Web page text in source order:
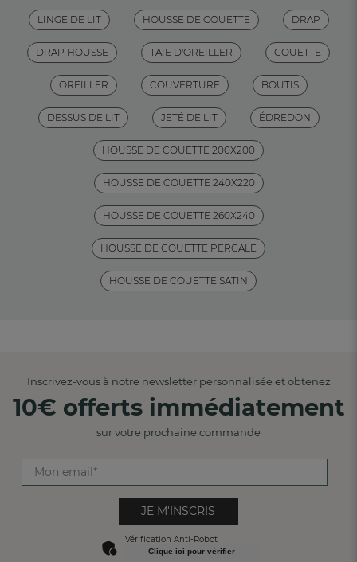
LINGE DE LIT HOUSSE DE COUETTE DRAP
DRAP HOUSSE TAIE D'OREILLER COUETTE
OREILLER COUVERTURE BOUTIS
DESSUS DE LIT JETÉ DE LIT ÉDREDON
HOUSSE DE COUETTE 200X200
HOUSSE DE COUETTE 240X220
HOUSSE DE COUETTE 260X240
HOUSSE DE COUETTE PERCALE
HOUSSE DE COUETTE SATIN
Inscrivez-vous à notre newsletter personnalisée et obtenez
10€ offerts immédiatement
sur votre prochaine commande
JE M'INSCRIS
Vérification Anti-Robot
Clique ici pour vérifier